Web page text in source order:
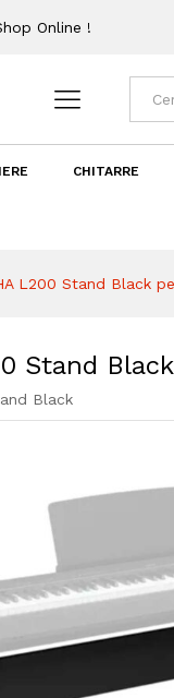
Online !
CHITARRE
L200 Stand Black
Stand
Black
L200 Stand
Recensioni (0)